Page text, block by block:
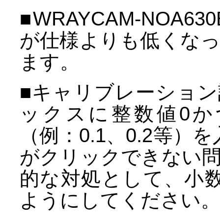
■WRAYCAM-
が仕様よりも低くな
ます。
■キャリブレーショ
ックスに整数値0
（例：0.1、0.2等）
がクリックできない
的な対処として、小
ようにしてください。